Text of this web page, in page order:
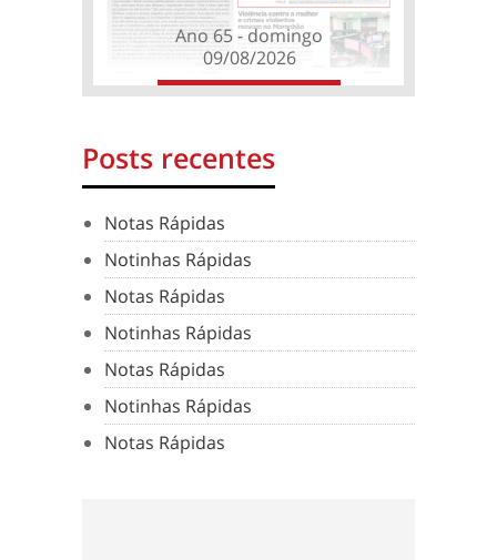
Ano 65 - domingo
09/08/2026
Posts recentes
Notas Rápidas
Notinhas Rápidas
Notas Rápidas
Notinhas Rápidas
Notas Rápidas
Notinhas Rápidas
Notas Rápidas